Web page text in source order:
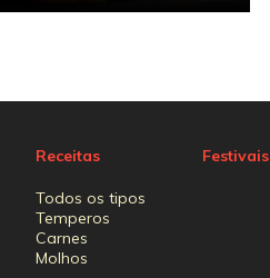
Receitas
Todos os tipos
Temperos
Carnes
Molhos
Festivais